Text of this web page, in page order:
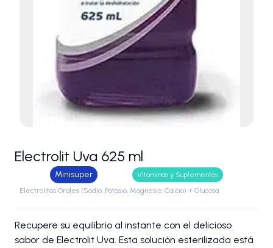
Electrolit Uva 625 ml
Minisuper
Vitaminas y Suplementos
Electrolitos Orales (Sodio, Potasio, Magnesio, Calcio) + Glucosa
Recupere su equilibrio al instante con el delicioso
sabor de Electrolit Uva. Esta solución esterilizada está